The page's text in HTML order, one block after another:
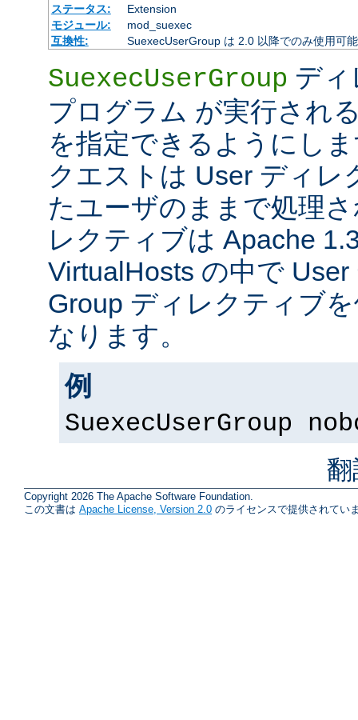
ステータス:
Extension
モジュール:
mod_suexec
互換性:
SuexecUserGroup は 2.0 以降でのみ使用可
SuexecUserGroup デ
プログラム が実行され
を指定できるようにし
クエストは User ディレ
たユーザのままで処理
レクティブは Apache
VirtualHosts の中で
Group ディレクティブ
なります。
例
SuexecUserGroup
Copyright 2026 The Apache Software Foundation.
この文書は Apache License, Version 2.0 のライセンスで提供されてい